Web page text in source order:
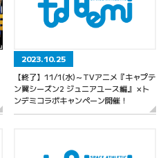
2023.10.25
【終了】11/1(水)～TVアニメ『キャプテ
ン翼シーズン2 ジュニアユース編』 ×ト
ンデミコラボキャンペーン開催！